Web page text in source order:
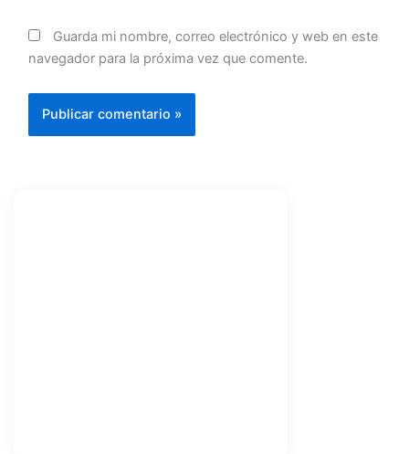
Guarda mi nombre, correo electrónico y web en este
navegador para la próxima vez que comente.